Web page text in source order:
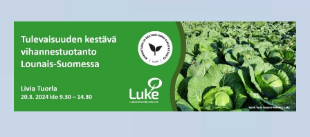
-
tapahtuma
20.3.2024
Piikkiössä